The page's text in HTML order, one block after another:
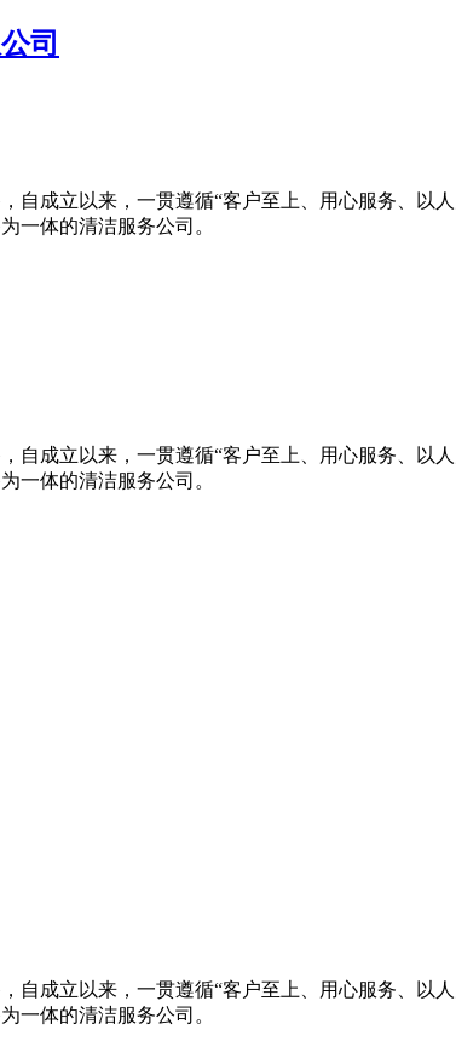
自成立以来，一贯遵循“客户至上、用心服务、
一体的清洁服务公司。
自成立以来，一贯遵循“客户至上、用心服务、
一体的清洁服务公司。
自成立以来，一贯遵循“客户至上、用心服务、
一体的清洁服务公司。